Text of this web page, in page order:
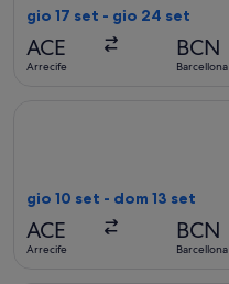
gio 17 set - gio 24 set
ACE
Arrecife
BCN
Barcellona
gio 10 set - dom 13 set
ACE
Arrecife
BCN
Barcellona